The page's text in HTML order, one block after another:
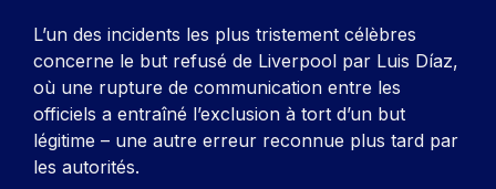
L’un des incidents les plus tristement célèbres
concerne le but refusé de Liverpool par Luis Díaz,
où une rupture de communication entre les
officiels a entraîné l’exclusion à tort d’un but
légitime – une autre erreur reconnue plus tard par
les autorités.